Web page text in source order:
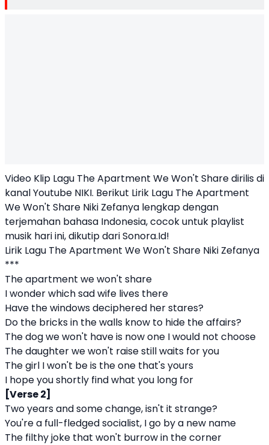
Video Klip Lagu The Apartment We Won't Share dirilis di
kanal Youtube NIKI. Berikut Lirik Lagu The Apartment
We Won't Share Niki Zefanya lengkap dengan
terjemahan bahasa Indonesia, cocok untuk playlist
musik hari ini, dikutip dariSonora.Id!
Lirik Lagu The Apartment We Won't Share Niki Zefanya
***
The apartment we won't share
I wonder which sad wife lives there
Have the windows deciphered her stares?
Do the bricks in the walls know to hide the affairs?
The dog we won't have is now one I would not choose
The daughter we won't raise still waits for you
The girl I won't be is the one that's yours
I hope you shortly find what you long for
[Verse 2]
Two years and some change, isn't it strange?
You're a full-fledged socialist, I go by a new name
The filthy joke that won't burrow in the corner